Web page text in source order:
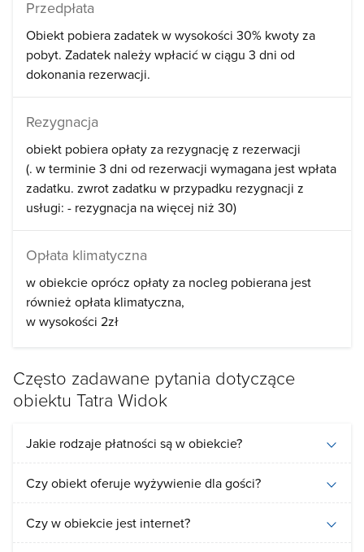
Przedpłata
Obiekt pobiera zadatek w wysokości 30% kwoty za
pobyt. Zadatek należy wpłacić w ciągu 3 dni od
dokonania rezerwacji.
Rezygnacja
obiekt pobiera opłaty za rezygnację z rezerwacji
(. w terminie 3 dni od rezerwacji wymagana jest wpłata
zadatku. zwrot zadatku w przypadku rezygnacji z
usługi: - rezygnacja na więcej niż 30)
Opłata klimatyczna
w obiekcie oprócz opłaty za nocleg pobierana jest
również opłata klimatyczna
w wysokości 2zł
Często zadawane pytania dotyczące
obiektu Tatra Widok
Jakie rodzaje płatności są w obiekcie?
Czy obiekt oferuje wyżywienie dla gości?
Czy w obiekcie jest internet?